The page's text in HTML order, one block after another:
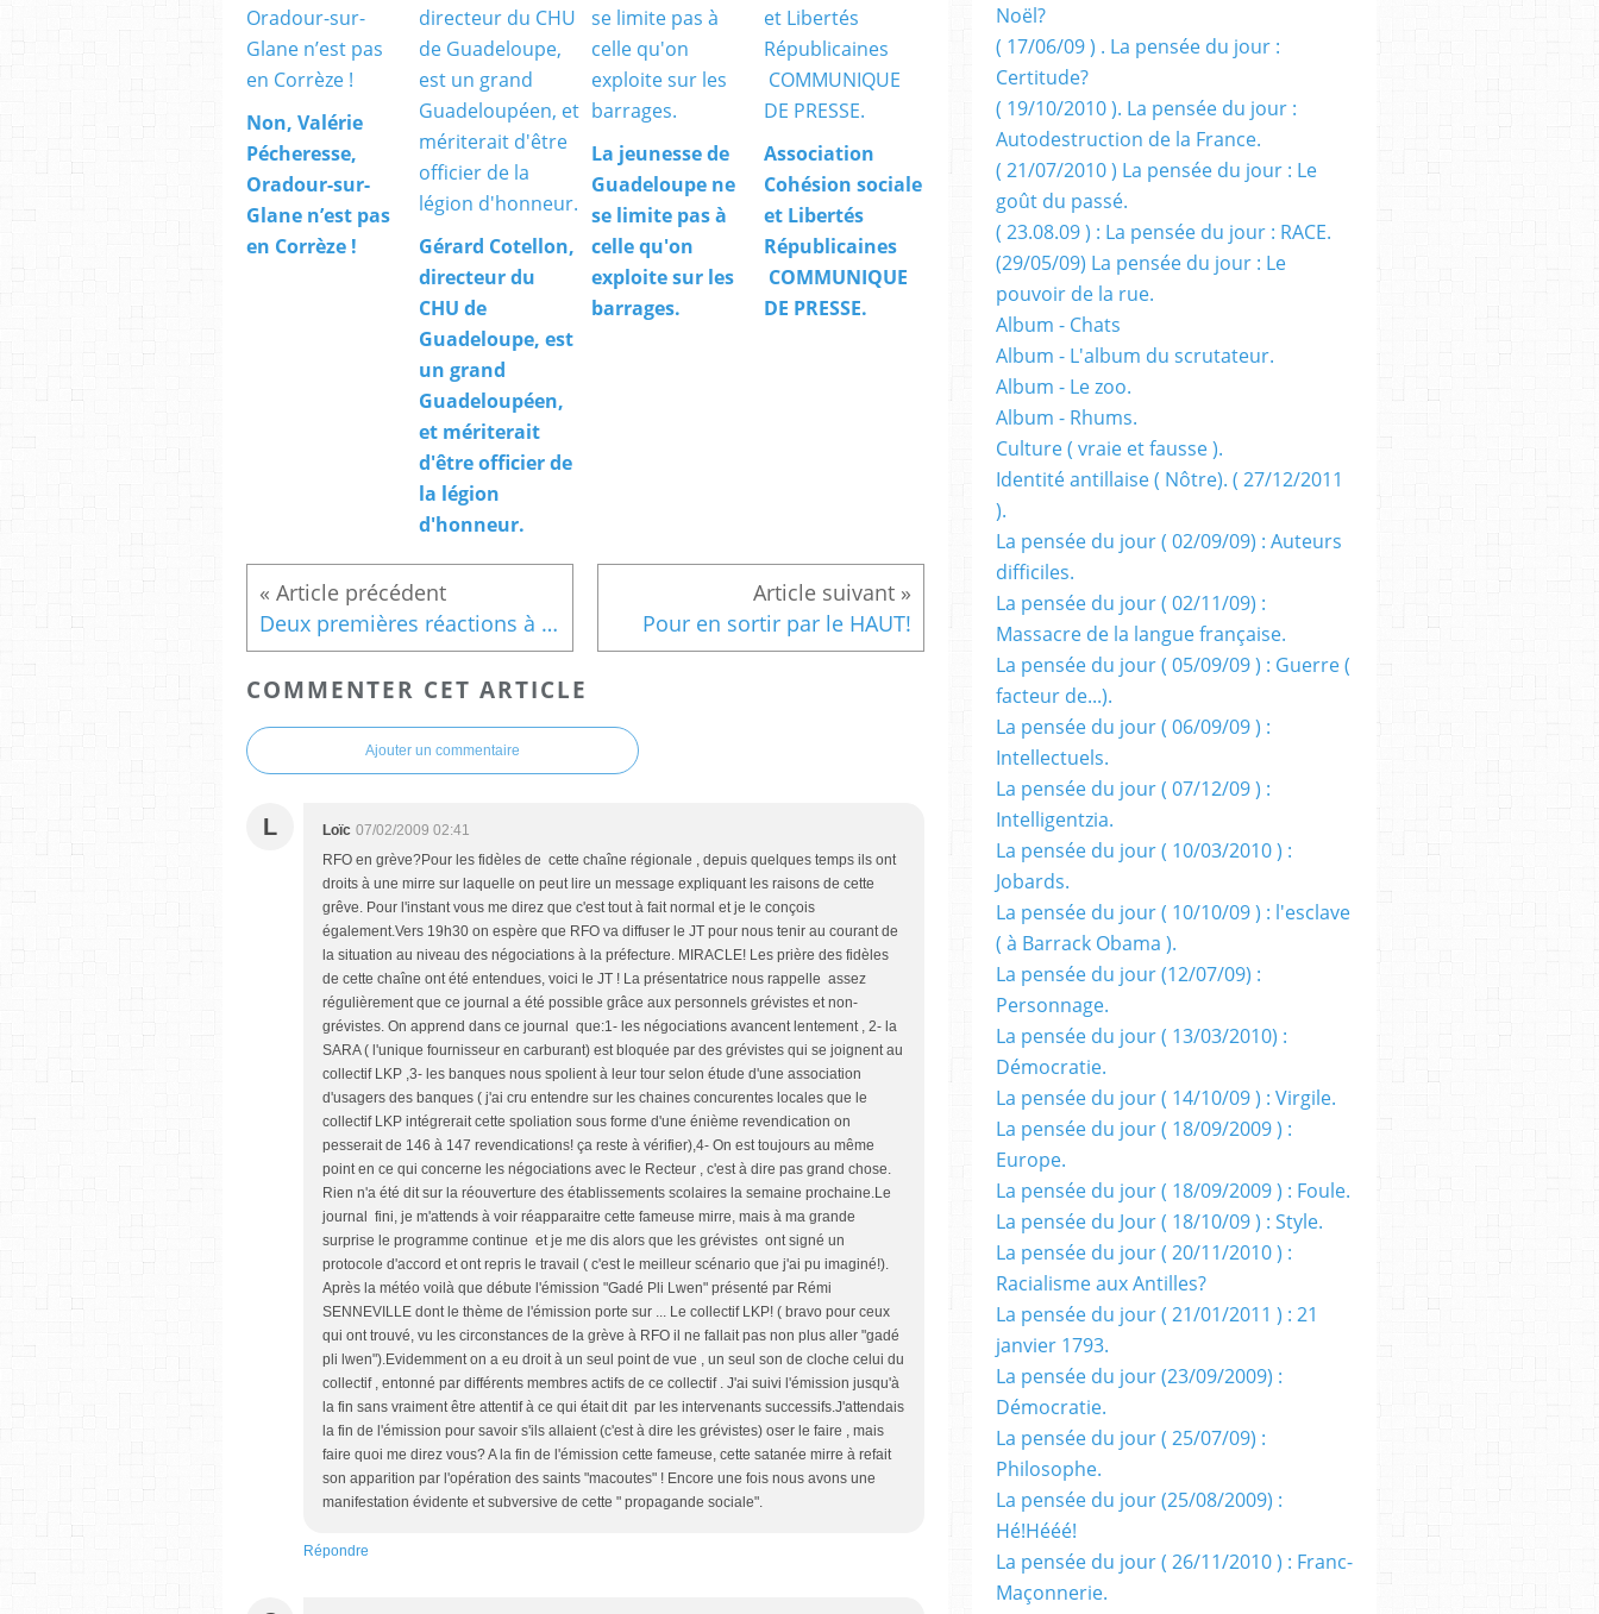
Non, Valérie
Pécheresse,
Oradour-sur-
Glane n’est pas
en Corrèze !
Gérard Cotellon,
directeur du
CHU de
Guadeloupe, est
un grand
Guadeloupéen,
et mériterait
d'être officier de
la légion
d'honneur.
La jeunesse de
Guadeloupe ne
se limite pas à
celle qu'on
exploite sur les
barrages.
Association
Cohésion sociale
et Libertés
Républicaines
COMMUNIQUE
DE PRESSE.
Deux premières réactions à l'émission sur les "maîtres" de la Martinique. Pour en sortir par le HAUT!
COMMENTER CET ARTICLE
Ajouter un commentaire
L Loïc 07/02/2009 02:41
RFO en grève?Pour les fidèles de cette chaîne régionale , depuis quelques temps ils ont
droits à une mirre sur laquelle on peut lire un message expliquant les raisons de cette
grêve. Pour l'instant vous me direz que c'est tout à fait normal et je le conçois
également.Vers 19h30 on espère que RFO va diffuser le JT pour nous tenir au courant de
la situation au niveau des négociations à la préfecture. MIRACLE! Les prière des fidèles
de cette chaîne ont été entendues, voici le JT ! La présentatrice nous rappelle assez
régulièrement que ce journal a été possible grâce aux personnels grévistes et non-
grévistes. On apprend dans ce journal que:1- les négociations avancent lentement , 2- la
SARA ( l'unique fournisseur en carburant) est bloquée par des grévistes qui se joignent au
collectif LKP ,3- les banques nous spolient à leur tour selon étude d'une association
d'usagers des banques ( j'ai cru entendre sur les chaines concurentes locales que le
collectif LKP intégrerait cette spoliation sous forme d'une énième revendication on
pesserait de 146 à 147 revendications! ça reste à vérifier),4- On est toujours au même
point en ce qui concerne les négociations avec le Recteur , c'est à dire pas grand chose.
Rien n'a été dit sur la réouverture des établissements scolaires la semaine prochaine.Le
journal fini, je m'attends à voir réapparaitre cette fameuse mirre, mais à ma grande
surprise le programme continue et je me dis alors que les grévistes ont signé un
protocole d'accord et ont repris le travail ( c'est le meilleur scénario que j'ai pu imaginé!).
Après la météo voilà que débute l'émission "Gadé Pli Lwen" présenté par Rémi
SENNEVILLE dont le thème de l'émission porte sur ... Le collectif LKP! ( bravo pour ceux
qui ont trouvé, vu les circonstances de la grève à RFO il ne fallait pas non plus aller "gadé
pli lwen").Evidemment on a eu droit à un seul point de vue , un seul son de cloche celui du
collectif , entonné par différents membres actifs de ce collectif . J'ai suivi l'émission jusqu'à
la fin sans vraiment être attentif à ce qui était dit par les intervenants successifs.J'attendais
la fin de l'émission pour savoir s'ils allaient (c'est à dire les grévistes) oser le faire , mais
faire quoi me direz vous? A la fin de l'émission cette fameuse, cette satanée mirre à refait
son apparition par l'opération des saints "macoutes" ! Encore une fois nous avons une
manifestation évidente et subversive de cette " propagande sociale".
Répondre
Noël?
( 17/06/09 ) . La pensée du jour :
Certitude?
( 19/10/2010 ). La pensée du jour :
Autodestruction de la France.
( 21/07/2010 ) La pensée du jour : Le
goût du passé.
( 23.08.09 ) : La pensée du jour : RACE.
(29/05/09) La pensée du jour : Le
pouvoir de la rue.
Album - Chats
Album - L'album du scrutateur.
Album - Le zoo.
Album - Rhums.
Culture ( vraie et fausse ).
Identité antillaise ( Nôtre). ( 27/12/2011
).
La pensée du jour ( 02/09/09) : Auteurs
difficiles.
La pensée du jour ( 02/11/09) :
Massacre de la langue française.
La pensée du jour ( 05/09/09 ) : Guerre (
facteur de...).
La pensée du jour ( 06/09/09 ) :
Intellectuels.
La pensée du jour ( 07/12/09 ) :
Intelligentzia.
La pensée du jour ( 10/03/2010 ) :
Jobards.
La pensée du jour ( 10/10/09 ) : l'esclave
( à Barrack Obama ).
La pensée du jour (12/07/09) :
Personnage.
La pensée du jour ( 13/03/2010) :
Démocratie.
La pensée du jour ( 14/10/09 ) : Virgile.
La pensée du jour ( 18/09/2009 ) :
Europe.
La pensée du jour ( 18/09/2009 ) : Foule.
La pensée du Jour ( 18/10/09 ) : Style.
La pensée du jour ( 20/11/2010 ) :
Racialisme aux Antilles?
La pensée du jour ( 21/01/2011 ) : 21
janvier 1793.
La pensée du jour (23/09/2009) :
Démocratie.
La pensée du jour ( 25/07/09) :
Philosophe.
La pensée du jour (25/08/2009) :
Hé!Hééé!
La pensée du jour ( 26/11/2010 ) : Franc-
Maçonnerie.